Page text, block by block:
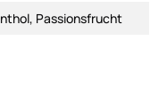
Passionsfrucht